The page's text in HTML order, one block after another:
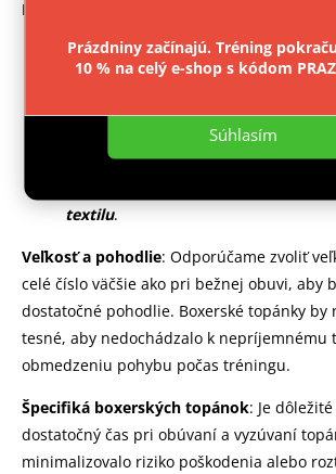
Nastavenie
Súhlasím
Prázdniny začínajú. Tréning
10 % na celý e-shop s kódom
Materiál a priedušnosť
Hlavným materiálom jesieťovaný
poskytuje vynikajúcu priedušnosť a
Podrážka je vyrobená zpružnej gumy
nezanecháva na podlahe žiadne
textilu.
Veľkosť a pohodlie: Odporúčame zvoliť
celé číslo väčšie ako pri bežnej obuvi, aby
dostatočné pohodlie. Boxerské topánky
tesné, aby nedochádzalo k nepríjemnému
obmedzeniu pohybu počas tréningu.
Špecifiká boxerských topánok: Je
dostatočný čas pri obúvaní a vyzúvaní
minimalizovalo riziko poškodenia alebo